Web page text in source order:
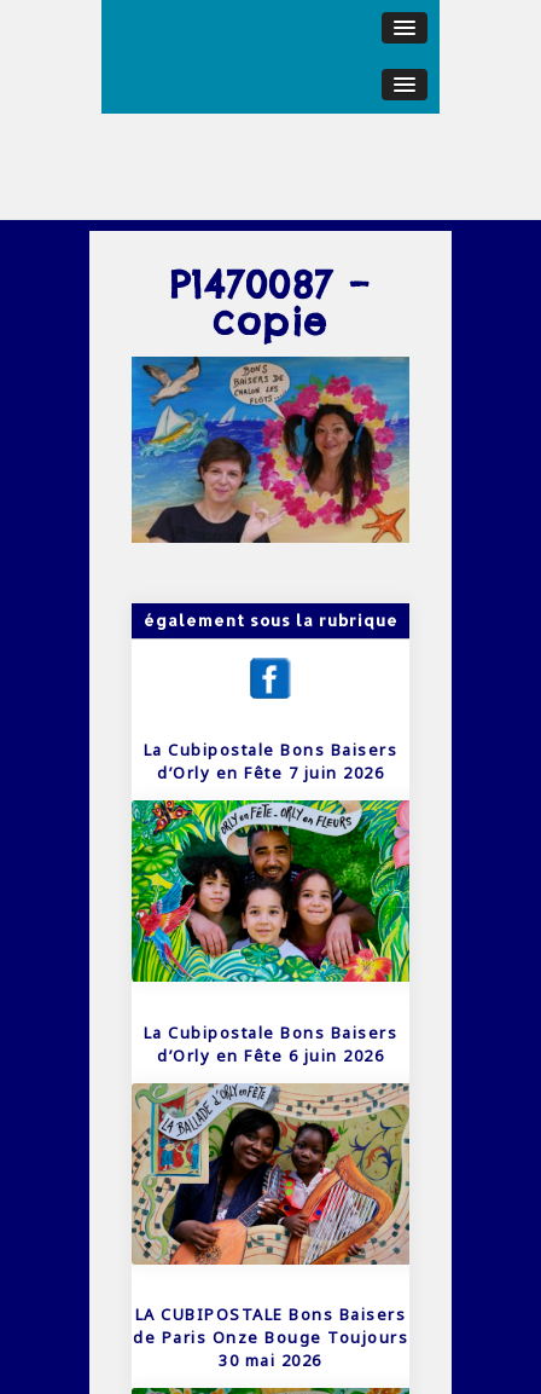
P1470087 –
copie
également sous la rubrique
La Cubipostale Bons Baisers
d’Orly en Fête 7 juin 2026
La Cubipostale Bons Baisers
d’Orly en Fête 6 juin 2026
LA CUBIPOSTALE Bons Baisers
de Paris Onze Bouge Toujours
30 mai 2026